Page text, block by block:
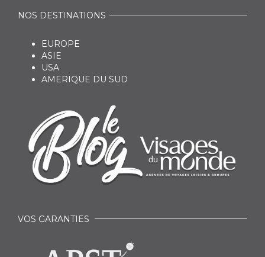
NOS DESTINATIONS
EUROPE
ASIE
USA
AMERIQUE DU SUD
VOS GARANTIES